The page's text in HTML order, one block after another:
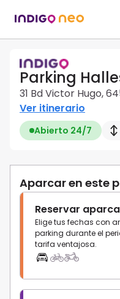
Parking
31 Bd Victor Hugo,
Ver itinerario
Abierto 24/7
Aparcar en este
Reservar
Elige tus fechas con
parking durante el
tarifa ventajosa.